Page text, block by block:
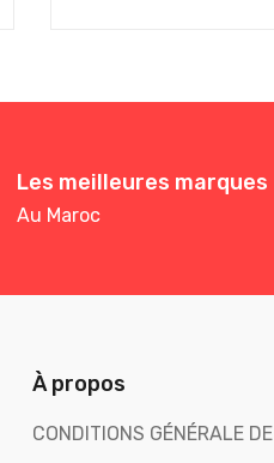
Les meilleures marques
Au Maroc
À propos
CONDITIONS GÉNÉRALE DE